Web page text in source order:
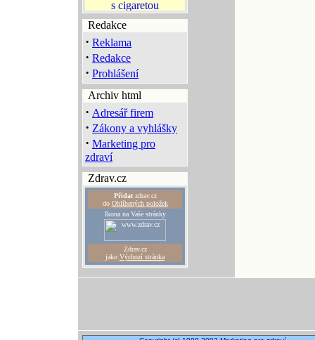
Redakce
· Reklama
· Redakce
· Prohlášení
Archiv html
· Adresář firem
· Zákony a vyhlášky
· Marketing pro
zdraví
Zdrav.cz
Přidatzdrav.cz
do Oblíbených položek
Ikona na Vaše stránky
Zdrav.cz
jako Výchozí stránka